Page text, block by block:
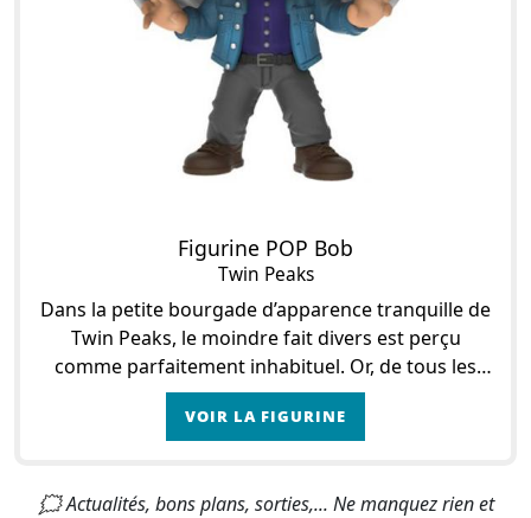
Figurine POP Bob
Twin Peaks
Dans la petite bourgade d’apparence tranquille de
Twin Peaks, le moindre fait divers est perçu
comme parfaitement inhabituel. Or, de tous les
faits divers qui puissent advenir dans un endroit
recul
VOIR LA FIGURINE
🗯 Actualités, bons plans, sorties,... Ne manquez rien et